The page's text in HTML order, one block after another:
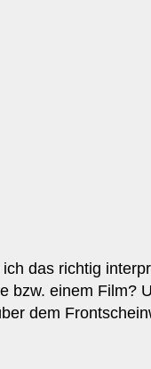
das richtig
bzw. einem Film?
dem